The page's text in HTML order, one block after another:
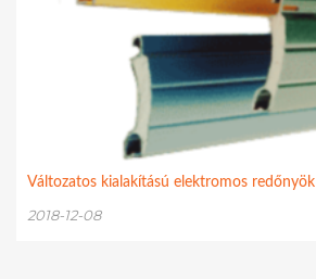
Változatos kialakítású elektromos redőnyök
2018-12-08